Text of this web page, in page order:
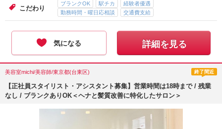
こだわり
ブランクOK 駅チカ
経験者優遇
勤務時間・曜日応相談
交通費支給
気になる 詳細を見る
美容室michi/美容師/東京都(台東区) 終了間近
【正社員スタイリスト・アシスタント募集】営業時間は18時まで / 残業
なし / ブランクありOK＜ヘナと髪質改善に特化したサロン＞